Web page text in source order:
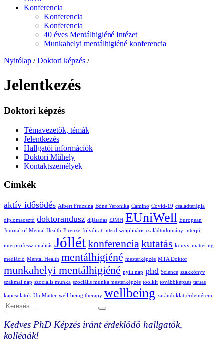
Konferencia
Konferencia
Konferencia
40 éves Mentálhigiéné Intézet
Munkahelyi mentálhigiéné konferencia
Nyitólap / Doktori képzés /
Jelentkezés
Doktori képzés
Témavezetők, témák
Jelentkezés
Hallgatói információk
Doktori Műhely
Kontaktszemélyek
Címkék
aktív idősödés Albert Fruzsina Bóné Veronika Camino Covid-19 családterápia
diplomaosztó doktorandusz díjátadás EJMH EUniWell European
Journal of Mental Health Firenze folyóirat interdiszciplináris családtudomány interjú
interprofesszionalitás Jóllétkonferencia kutatás könyv mattering
mediáció Mental Health mentálhigiéné mesterképzés MTA Doktor
munkahelyi mentálhigiéné nyílt nap phd Science szakkönyv
szakmai nap szociális munka szociális munka mesterképzés toolkit továbbképzés társas
kapcsolatok UniMatter well-being therapy wellbeing zarándoklat érdemérem
Keresés
Kedves PhD Képzés iránt érdeklődő hallgatók,
kollégák!